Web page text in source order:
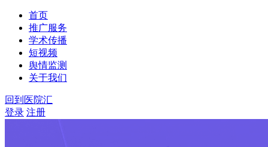
首页
推广服务
学术传播
短视频
舆情监测
关于我们
回到医院汇
登录 注册